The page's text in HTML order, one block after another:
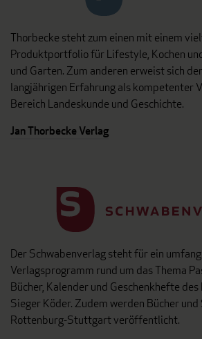
Thorbecke steht zum einen mit einem
Produktportfolio für Lifestyle, Kochen
und Garten. Zum anderen erweist sich
langjährigen Erfahrung als kompetenter
Bereich Landeskunde und Geschichte.
Jan Thorbecke Verlag
Der Schwabenverlag steht für ein
Verlagsprogramm rund um das Thema
Bücher, Kalender und Geschenkhefte
Sieger Köder. Zudem werden Bücher
Rottenburg-Stuttgart veröffentlicht.